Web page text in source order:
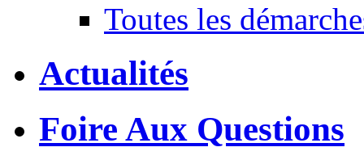
Toutes les
Actualités
Foire Aux Questions